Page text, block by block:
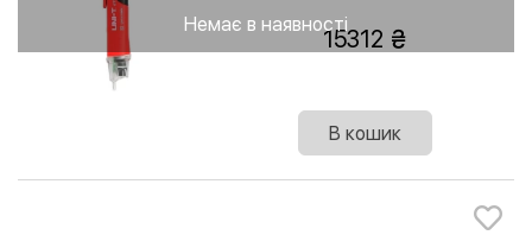
Немає в наявності15312
В кошик